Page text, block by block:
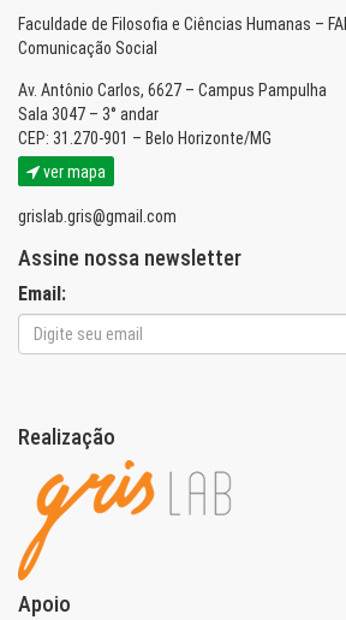
Faculdade de Filosofia e Ciências Humanas –
Comunicação Social
Av. Antônio Carlos, 6627 – Campus Pampulha
Sala 3047 – 3° andar
CEP: 31.270-901 – Belo Horizonte/MG
ver mapa
grislab.gris@gmail.com
Assine nossa newsletter
Email:
Realização
Apoio